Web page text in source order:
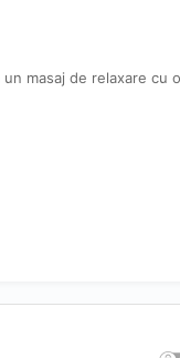
masaj de relaxare